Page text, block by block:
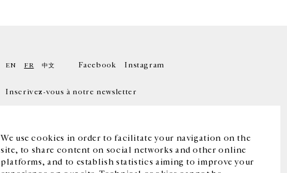
We use cookies in order to facilitate your navigation on the
site, to share content on social networks and other online
platforms, and to establish statistics aiming to improve your
EN FR 中文 Facebook Instagram
Inscrivez-vous à notre newsletter